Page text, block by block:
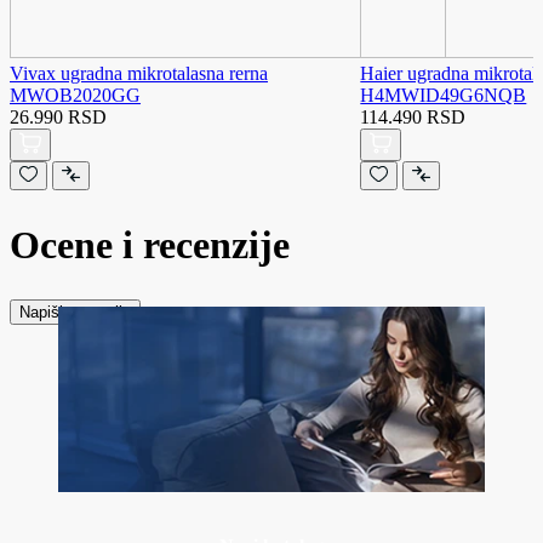
Vivax ugradna mikrotalasna rerna
MWOB2020GG
26.990 RSD
Haier ugradna
H4MWID49G6NQB
114.490 RSD
Ocene i recenzije
Napiši recenziju